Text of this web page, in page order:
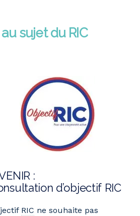
sujet du RIC
:
d’objectif RIC
RIC ne souhaite pas